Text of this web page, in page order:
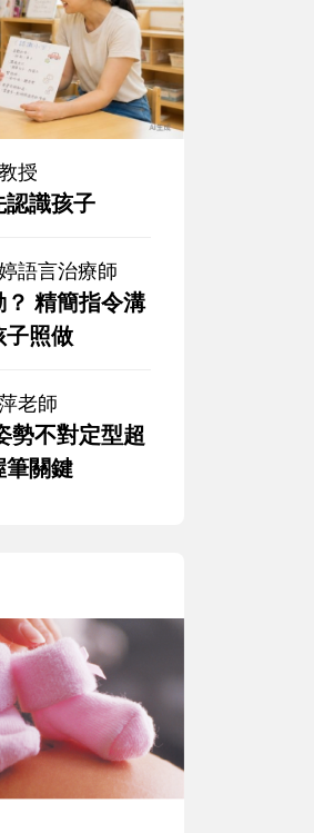
授
識孩子
語言治療師
精簡指令溝
子照做
老師
勢不對定型超
筆關鍵